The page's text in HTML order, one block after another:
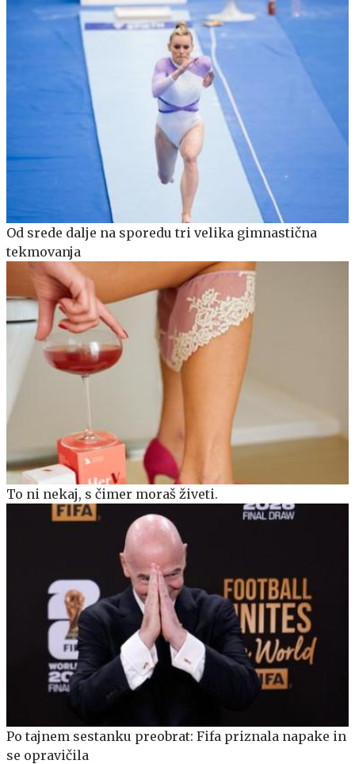
Od srede dalje na sporedu tri velika gimnastična
tekmovanja
To ni nekaj, s čimer moraš živeti.
Po tajnem sestanku preobrat: Fifa priznala napake in
se opravičila